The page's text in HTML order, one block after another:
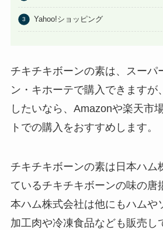
ビエネッタア
る？コンビニ
Yahoo!ショッピング
チキチキボーンの素は、スーパ
ン・キホーテで購入できますが
したいなら、Amazonや楽天市
トでの購入をおすすめします。
チキチキボーンの素は日本ハム
ているチキチキボーンの味の唐
本ハム株式会社は他にもハムや
加工肉や冷凍食品なども販売し